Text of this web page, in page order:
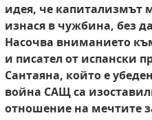
идея, че капитализмът
изнася в чужбина, без
Насочва вниманието
и писател от испански
Сантаяна, който е
война САЩ са
отношение на мечтите